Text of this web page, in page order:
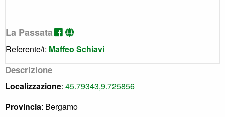
La Passata
Referente/i: Maffeo Schiavi
Descrizione
Localizzazione: 45.79343,9.725856
Provincia: Bergamo